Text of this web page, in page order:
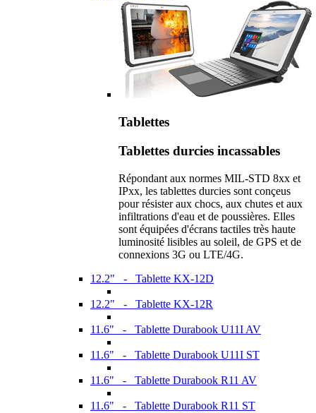
Tablettes
Tablettes durcies incassables
Répondant aux normes MIL-STD 8xx et
IPxx, les tablettes durcies sont conçeus
pour résister aux chocs, aux chutes et aux
infiltrations d'eau et de poussières. Elles
sont équipées d'écrans tactiles très haute
luminosité lisibles au soleil, de GPS et de
connexions 3G ou LTE/4G.
12.2" - Tablette KX-12D
12.2" - Tablette KX-12R
11.6" - Tablette Durabook U11I AV
11.6" - Tablette Durabook U11I ST
11.6" - Tablette Durabook R11 AV
11.6" - Tablette Durabook R11 ST